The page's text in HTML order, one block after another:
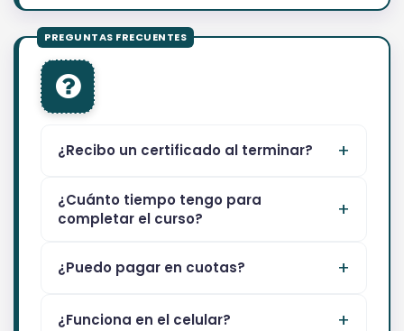
¿Recibo un certificado al terminar?
¿Cuánto tiempo tengo para
completar el curso?
¿Puedo pagar en cuotas?
¿Funciona en el celular?